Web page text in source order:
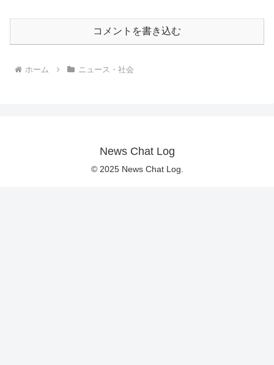
コメントを書き込む
ホーム ニュース・社会
News Chat Log
© 2025 News Chat Log.